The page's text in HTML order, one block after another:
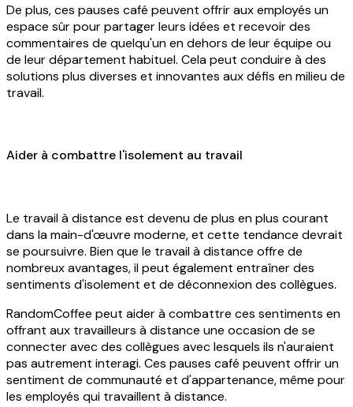
De plus, ces pauses café peuvent offrir aux employés un
espace sûr pour partager leurs idées et recevoir des
commentaires de quelqu'un en dehors de leur équipe ou
de leur département habituel. Cela peut conduire à des
solutions plus diverses et innovantes aux défis en milieu de
travail.
Aider à combattre l'isolement au travail
Le travail à distance est devenu de plus en plus courant
dans la main-d'œuvre moderne, et cette tendance devrait
se poursuivre. Bien que le travail à distance offre de
nombreux avantages, il peut également entraîner des
sentiments d'isolement et de déconnexion des collègues.
RandomCoffee peut aider à combattre ces sentiments en
offrant aux travailleurs à distance une occasion de se
connecter avec des collègues avec lesquels ils n'auraient
pas autrement interagi. Ces pauses café peuvent offrir un
sentiment de communauté et d'appartenance, même pour
les employés qui travaillent à distance.